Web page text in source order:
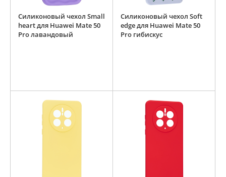
Силиконовый чехол Small
heart для Huawei Mate 50
Pro лавандовый
Силиконовый чехол Soft
edge для Huawei Mate 50
Pro гибискус